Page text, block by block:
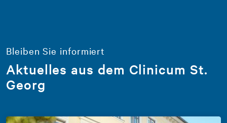
Bleiben Sie informiert
Aktuelles aus dem Clinicum St.
Georg